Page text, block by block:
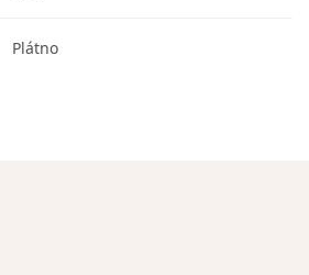
Plátno